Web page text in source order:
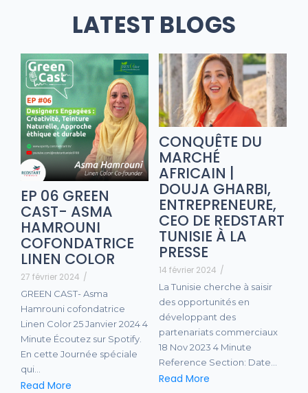
LATEST BLOGS
EP 06 GREEN
CAST- ASMA
HAMROUNI
COFONDATRICE
LINEN COLOR
27 février 2024 /
GREEN CAST- Asma
Hamrouni cofondatrice
Linen Color 25 Janvier 2024 4
Minute Écoutez sur Spotify.
En cette Journée spéciale
qui…
Read More
CONQUÊTE DU
MARCHÉ
AFRICAIN |
DOUJA GHARBI,
ENTREPRENEURE,
CEO DE REDSTART
TUNISIE À LA
PRESSE
14 février 2024 /
La Tunisie cherche à saisir
des opportunités en
développant des
partenariats commerciaux
18 Nov 2023 4 Minute
Reference Section: Date…
Read More